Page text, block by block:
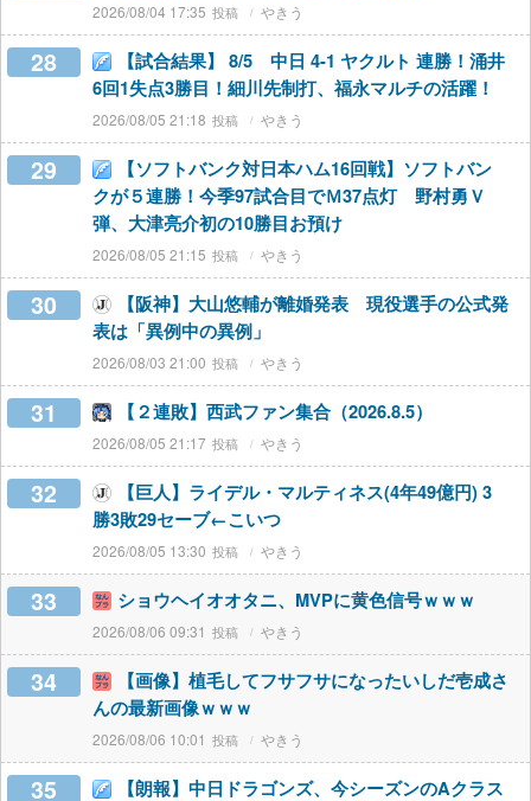
2026/08/04 17:35 やきう
28
【試合結果】 8/5 中日 4-1 ヤクルト 連勝！涌井
6回1失点3勝目！細川先制打、福永マルチの活躍！
2026/08/05 21:18 やきう
29
【ソフトバンク対日本ハム16回戦】ソフトバン
クが５連勝！今季97試合目でＭ37点灯 野村勇Ｖ
弾、大津亮介初の10勝目お預け
2026/08/05 21:15 やきう
30
【阪神】大山悠輔が離婚発表 現役選手の公式発
表は「異例中の異例」
2026/08/03 21:00 やきう
31 【２連敗】西武ファン集合（2026.8.5）
2026/08/05 21:17 やきう
32
【巨人】ライデル・マルティネス(4年49億円) 3
勝3敗29セーブ←こいつ
2026/08/05 13:30 やきう
33 ショウヘイオオタニ、MVPに黄色信号ｗｗｗ
2026/08/06 09:31 やきう
34
【画像】植毛してフサフサになったいしだ壱成さ
んの最新画像ｗｗｗ
2026/08/06 10:01 やきう
35 【朗報】中日ドラゴンズ、今シーズンのAクラス